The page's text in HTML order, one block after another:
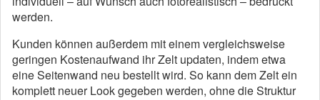
werden.
Kunden können außerdem mit einem vergleichsweise
geringen Kostenaufwand ihr Zelt updaten, indem etwa
eine Seitenwand neu bestellt wird. So kann dem Zelt ein
komplett neuer Look gegeben werden, ohne die Struktur